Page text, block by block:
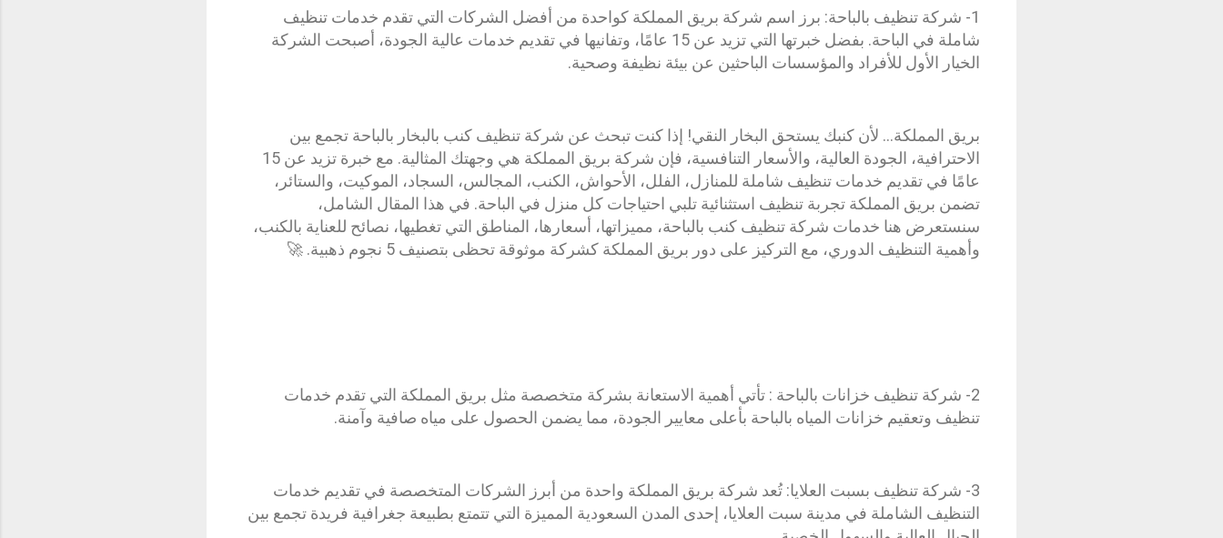
1- شركة تنظيف بالباحة: برز اسم شركة بريق المملكة كواحدة من أفضل الشركات التي تقدم خدمات تنظيف
شاملة في الباحة. بفضل خبرتها التي تزيد عن 15 عامًا، وتفانيها في تقديم خدمات عالية الجودة، أصبحت الشركة
الخيار الأول للأفراد والمؤسسات الباحثين عن بيئة نظيفة وصحية.
بريق المملكة… لأن كنبك يستحق البخار النقي! إذا كنت تبحث عن شركة تنظيف كنب بالبخار بالباحة تجمع بين
الاحترافية، الجودة العالية، والأسعار التنافسية، فإن شركة بريق المملكة هي وجهتك المثالية. مع خبرة تزيد عن 15
عامًا في تقديم خدمات تنظيف شاملة للمنازل، الفلل، الأحواش، الكنب، المجالس، السجاد، الموكيت، والستائر،
تضمن بريق المملكة تجربة تنظيف استثنائية تلبي احتياجات كل منزل في الباحة. في هذا المقال الشامل،
سنستعرض هنا خدمات شركة تنظيف كنب بالباحة، مميزاتها، أسعارها، المناطق التي تغطيها، نصائح للعناية بالكنب،
وأهمية التنظيف الدوري، مع التركيز على دور بريق المملكة كشركة موثوقة تحظى بتصنيف 5 نجوم ذهبية. 🚀
2- شركة تنظيف خزانات بالباحة : تأتي أهمية الاستعانة بشركة متخصصة مثل بريق المملكة التي تقدم خدمات
تنظيف وتعقيم خزانات المياه بالباحة بأعلى معايير الجودة، مما يضمن الحصول على مياه صافية وآمنة.
3- شركة تنظيف بسبت العلايا: تُعد شركة بريق المملكة واحدة من أبرز الشركات المتخصصة في تقديم خدمات
التنظيف الشاملة في مدينة سبت العلايا، إحدى المدن السعودية المميزة التي تتمتع بطبيعة جغرافية فريدة تجمع بين